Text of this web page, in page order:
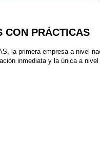
CON PRÁCTICAS
la primera empresa a nivel
inmediata y la única a nivel